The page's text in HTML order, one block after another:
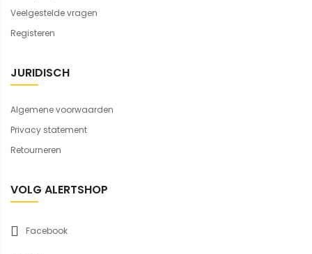
Veelgestelde vragen
Registeren
JURIDISCH
Algemene voorwaarden
Privacy statement
Retourneren
VOLG ALERTSHOP
Facebook